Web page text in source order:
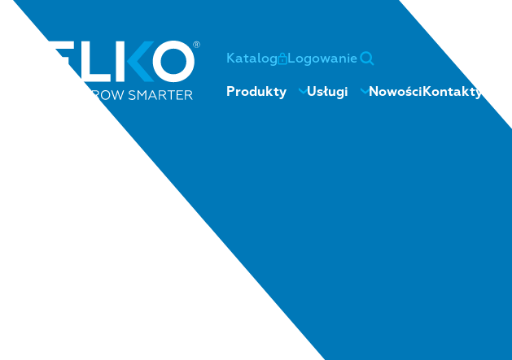
Katalog Logowanie
Produkty Usługi NowościKontaktyO nas